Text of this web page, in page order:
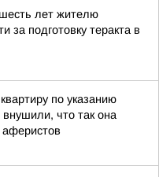
лет жителю
за подготовку теракта в
по указанию
что так она
аферистов